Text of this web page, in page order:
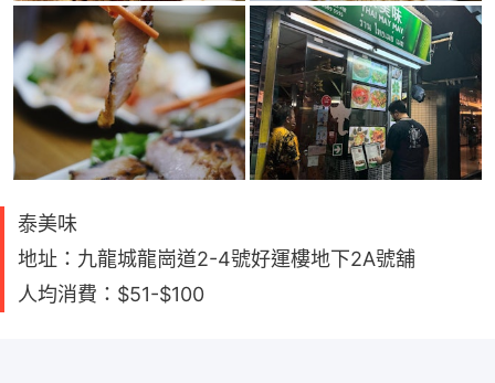
泰美味
地址：九龍城龍崗道2-4號好運樓地下2A號舖
人均消費：$51-$100